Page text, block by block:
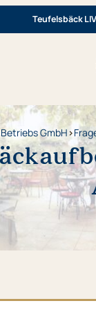
Teufelsbäck
GmbH›